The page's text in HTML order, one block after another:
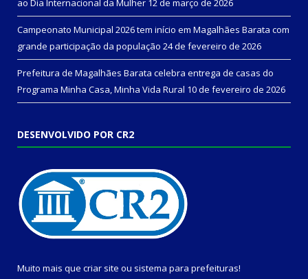
ao Dia Internacional da Mulher 12 de março de 2026
Campeonato Municipal 2026 tem início em Magalhães Barata com
grande participação da população 24 de fevereiro de 2026
Prefeitura de Magalhães Barata celebra entrega de casas do
Programa Minha Casa, Minha Vida Rural 10 de fevereiro de 2026
DESENVOLVIDO POR CR2
Muito mais que criar site ou sistema para prefeituras!